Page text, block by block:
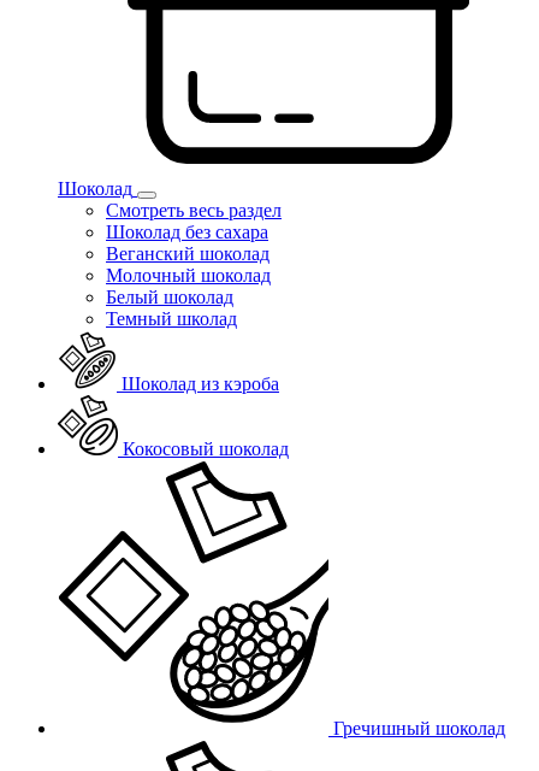
Шоколад
Смотреть весь раздел
Шоколад без сахара
Веганский шоколад
Молочный шоколад
Белый шоколад
Темный школад
Шоколад из кэроба
Кокосовый шоколад
Гречишный шоколад